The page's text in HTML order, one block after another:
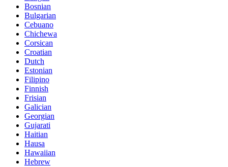
Bosnian
Bulgarian
Cebuano
Chichewa
Corsican
Croatian
Dutch
Estonian
Filipino
Finnish
Frisian
Galician
Georgian
Gujarati
Haitian
Hausa
Hawaiian
Hebrew